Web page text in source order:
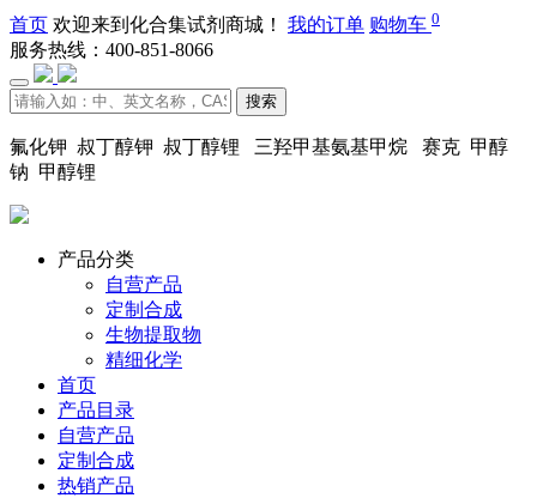
首页 欢迎来到化合集试剂商城！ 我的订单 购物车 0
服务热线：400-851-8066
搜索
氟化钾 叔丁醇钾 叔丁醇锂 三羟甲基氨基甲烷 赛克 甲醇
钠 甲醇锂
产品分类
自营产品
定制合成
生物提取物
精细化学
首页
产品目录
自营产品
定制合成
热销产品